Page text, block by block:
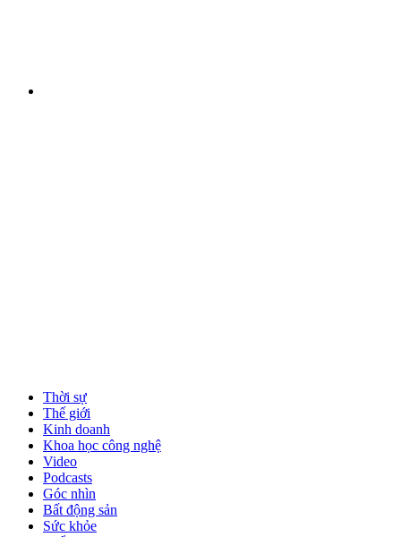
Thời sự
Thế giới
Kinh doanh
Khoa học công nghệ
Video
Podcasts
Góc nhìn
Bất động sản
Sức khỏe